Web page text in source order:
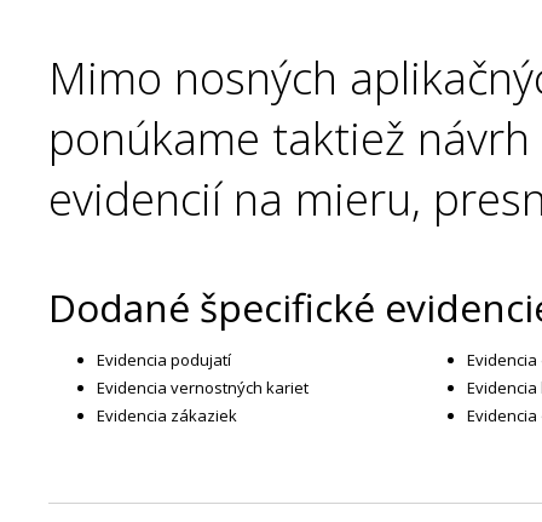
Mimo nosných
ponúkame taktiež
evidencií na mieru,
Dodané špecifické
Evidencia podujatí
Evidencia vernostných kariet
Evidencia zákaziek